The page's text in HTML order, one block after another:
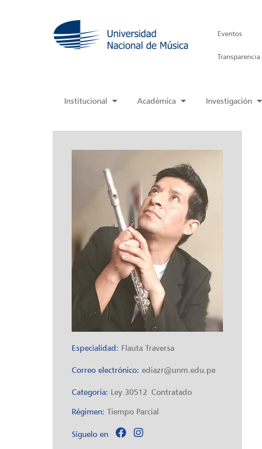
Eventos
Transparencia
Institucional Académica Investigación
Especialidad: Flauta Traversa
Correo electrónico: ediazr@unm.edu.pe
Categoría: Ley 30512 Contratado
Régimen: Tiempo Parcial
Síguelo en